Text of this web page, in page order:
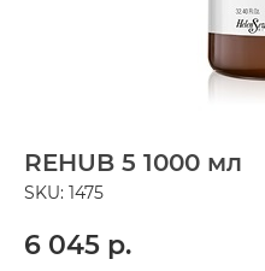
REHUB 5 1000 мл
SKU: 1475
6 045 р.